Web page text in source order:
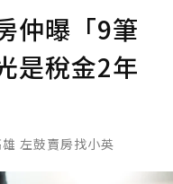
仲曝「9筆
是稅金2年
左鼓賣房找小英